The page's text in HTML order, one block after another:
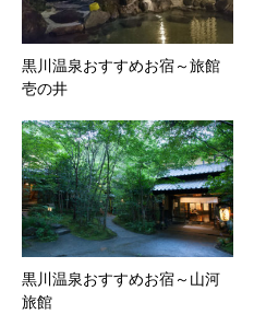
黒川温泉おすすめお宿～旅館
壱の井
黒川温泉おすすめお宿～山河
旅館